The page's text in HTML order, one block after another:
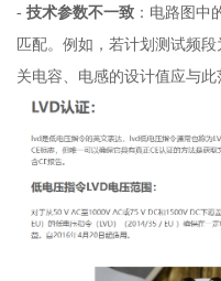
- 技术参数不一致：电路图中
匹配。例如，若计划测试频
关电容、电感的设计值应与此